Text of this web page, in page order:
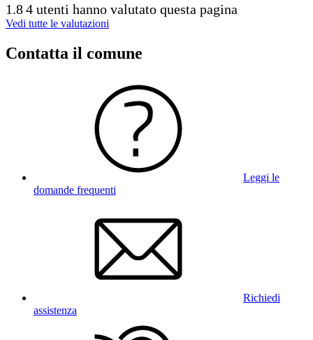
1.84 utenti hanno valutato questa pagina
Vedi tutte le valutazioni
Contatta il comune
Leggi le
domande frequenti
Richiedi
assistenza